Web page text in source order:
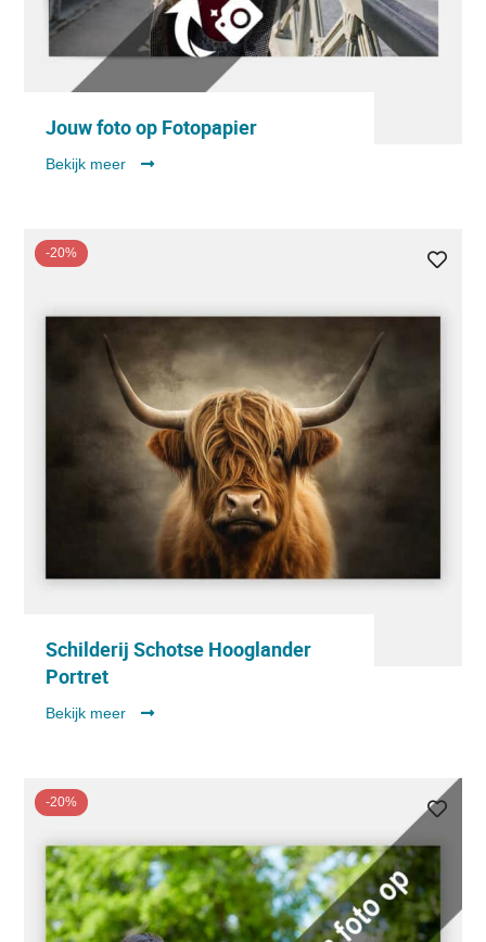
Jouw foto op Fotopapier
Bekijk meer
-20%
Schilderij Schotse Hooglander
Portret
Bekijk meer
-20%